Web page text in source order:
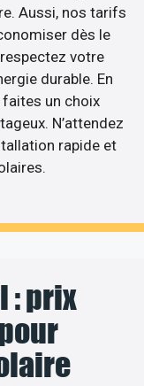
Aussi, nos tarifs
dès le
votre
durable. En
un choix
N’attendez
rapide et
: prix